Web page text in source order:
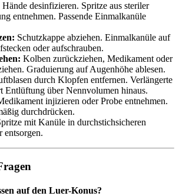
Hände desinfizieren. Spritze aus steriler
entnehmen. Passende Einmalkanüle
Schutzkappe abziehen. Einmalkanüle auf
oder aufschrauben.
Kolben zurückziehen, Medikament oder
Graduierung auf Augenhöhe ablesen.
durch Klopfen entfernen. Verlängerte
Entlüftung über Nennvolumen hinaus.
injizieren oder Probe entnehmen.
durchdrücken.
mit Kanüle in durchstichsicheren
entsorgen.
auf den Luer-Konus?